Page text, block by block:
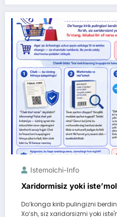
Istemolchi-Info
Xaridormisiz yoki
Do‘konga kirib pulingizni
Xo‘sh, siz xaridorsizmi yoki